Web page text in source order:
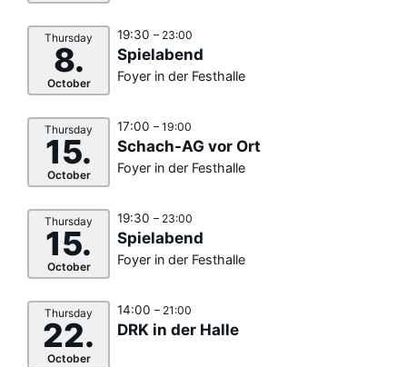
Thursday
8.
October
19:30 – 23:00
Spielabend
Foyer in der Festhalle
Thursday
15.
October
17:00 – 19:00
Schach-AG vor Ort
Foyer in der Festhalle
Thursday
15.
October
19:30 – 23:00
Spielabend
Foyer in der Festhalle
Thursday
22.
October
14:00 – 21:00
DRK in der Halle